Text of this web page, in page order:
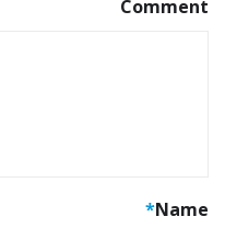
Comment
Name
*